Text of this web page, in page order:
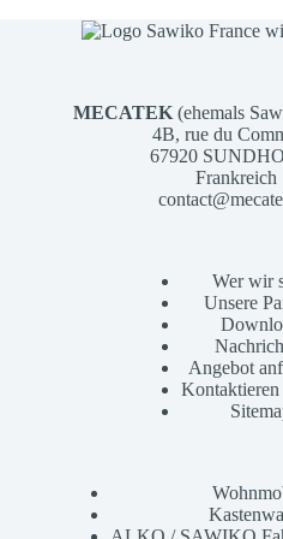
MECATEK (ehemals
4B, rue du
67920
Frankreich
Wer wir
Unsere
Angebot
Kontaktieren